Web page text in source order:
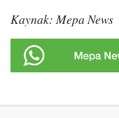
Kaynak: Mepa News